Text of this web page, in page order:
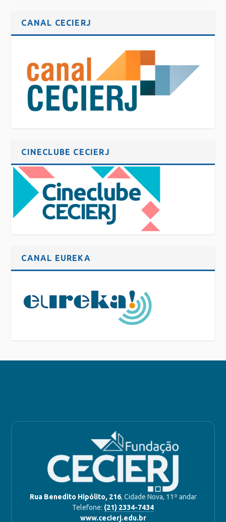
CANAL CECIERJ
CINECLUBE CECIERJ
CANAL EUREKA
Rua Benedito Hipólito, 216, Cidade Nova, 11º andar
Telefone: (21) 2334-7434
www.cecierj.edu.br